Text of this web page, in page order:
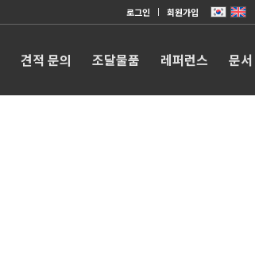
로그인 회원가입
견적 문의 조달물품 레퍼런스 문서